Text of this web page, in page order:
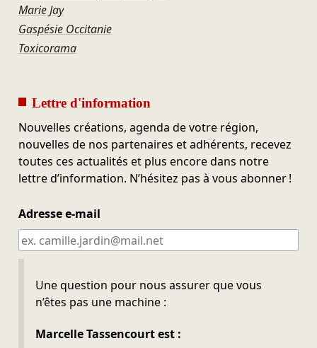
Marie Jay
Gaspésie Occitanie
Toxicorama
Lettre d'information
Nouvelles créations, agenda de votre région,
nouvelles de nos partenaires et adhérents, recevez
toutes ces actualités et plus encore dans notre
lettre d’information. N’hésitez pas à vous abonner !
Adresse e-mail
Une question pour nous assurer que vous
n’êtes pas une machine :
Marcelle Tassencourt est :
Ne pas remplir